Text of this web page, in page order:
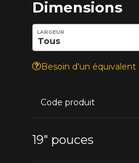
Dimensions
Entrez les dimensions
LARGEUR
Besoin d'un équivalent
Code produit
19" pouces